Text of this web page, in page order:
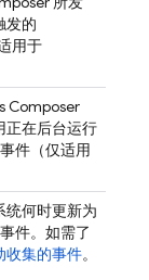
发的
用于
Composer
正在后台运行
事件（仅适用
统何时更新为
事件。如需了
收集的事件。